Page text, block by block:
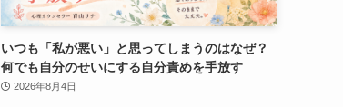
いつも「私が悪い」と思ってしまうのはなぜ？
何でも自分のせいにする自分責めを手放す
2026年8月4日